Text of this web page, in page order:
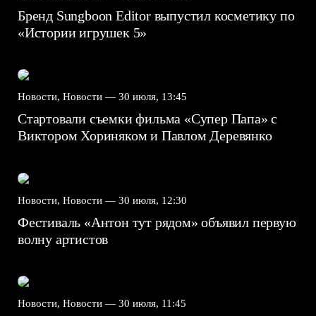
Бренд Sungboon Editor выпустил косметику по
«Истории игрушек 5»
Новости, Новости — 30 июля, 13:45
Стартовали съемки фильма «Супер Папа» с
Виктором Хориняком и Павлом Деревянко
Новости, Новости — 30 июля, 12:30
Фестиваль «Антон тут рядом» объявил первую
волну артистов
Новости, Новости — 30 июля, 11:45